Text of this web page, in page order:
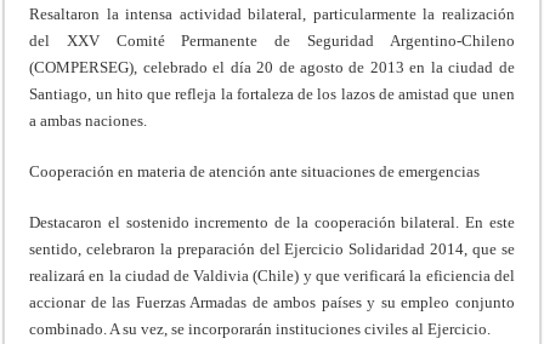
Resaltaron la intensa actividad bilateral, particularmente la realización
del XXV Comité Permanente de Seguridad Argentino-Chileno
(COMPERSEG), celebrado el día 20 de agosto de 2013 en la ciudad de
Santiago, un hito que refleja la fortaleza de los lazos de amistad que unen
a ambas naciones.
Cooperación en materia de atención ante situaciones de emergencias
Destacaron el sostenido incremento de la cooperación bilateral. En este
sentido, celebraron la preparación del Ejercicio Solidaridad 2014, que se
realizará en la ciudad de Valdivia (Chile) y que verificará la eficiencia del
accionar de las Fuerzas Armadas de ambos países y su empleo conjunto
combinado. A su vez, se incorporarán instituciones civiles al Ejercicio.